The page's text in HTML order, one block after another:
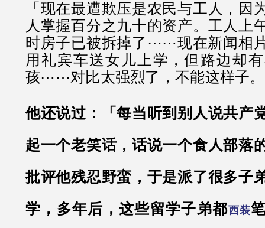
「现在最遭欺压是农民与工人，因
人掌握百分之九十的资产。工人上
时房子已被拆掉了⋯⋯现在新闻相
用礼宾车送女儿上学，但路边却
孩⋯⋯对比太强烈了，不能这样子
他还说过：「每当听到别人说共产
起一个老笑话，话说一个食人部落
批评他残忍野蛮，于是派了很多子
学，多年后，这些留学子弟都西装